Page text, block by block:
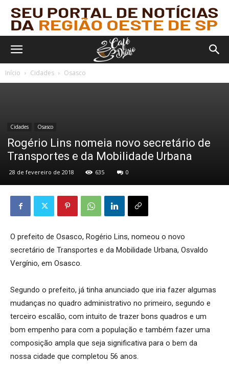
Início Cidades Osasco
Cidades Osasco
Rogério Lins nomeia novo secretário de
Transportes e da Mobilidade Urbana
28 de fevereiro de 2018 635 0
O prefeito de Osasco, Rogério Lins, nomeou o novo
secretário de Transportes e da Mobilidade Urbana, Osvaldo
Vergínio, em Osasco.
Segundo o prefeito, já tinha anunciado que iria fazer algumas
mudanças no quadro administrativo no primeiro, segundo e
terceiro escalão, com intuito de trazer bons quadros e um
bom empenho para com a população e também fazer uma
composição ampla que seja significativa para o bem da
nossa cidade que completou 56 anos.